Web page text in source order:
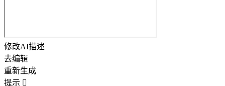
修改AI描述
去编辑
重新生成
提示 